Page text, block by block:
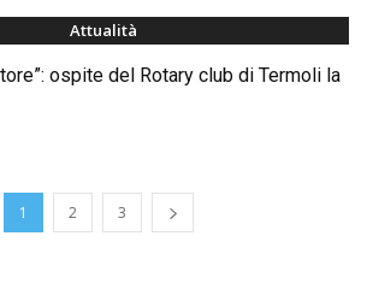
Attualità
ospite del Rotary club di Termoli la
1 2 3